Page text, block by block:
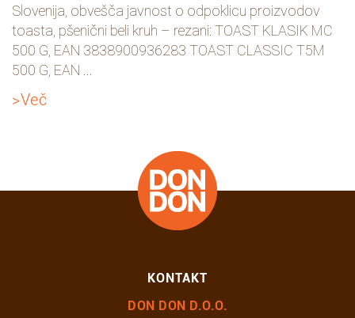
Slovenija, obvešča javnost o odpoklicu proizvodov
toasta, pšenični beli kruh – rezani: TOAST KLASIK MC
500 G, EAN 3838900936283 TOAST CLASSIC T5M
500 G, EAN ...
>Več
KONTAKT
DON DON D.O.O.